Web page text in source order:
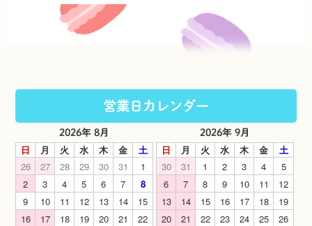
営業日カレンダー
2026年 8月
日 月 火 水 木 金
土
26
27 28 29 30 31
1
2
3 4 5 6 7
8
9
10 11 12 13 14
15
16
17 18 19 20 21
22
2026年 9月
日 月 火 水 木 金
土
30
31 1 2 3 4
5
6
7 8 9 10 11
12
13
14 15 16 17 18
19
20
21 22 23 24 25
26